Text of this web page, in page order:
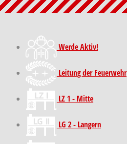
Werde Aktiv!
Leitung der Feuerwehr
LZ 1 - Mitte
LG 2 - Langern